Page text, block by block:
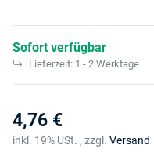
Sofort verfügbar
Lieferzeit: 1 - 2 Werktage
4,76 €
inkl. 19% USt. , zzgl. Versand